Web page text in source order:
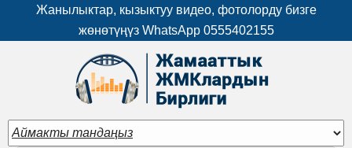
Жанылыктар, кызыктуу видео, фотолорду бизге
жөнөтүңүз WhatsApp 0555402155